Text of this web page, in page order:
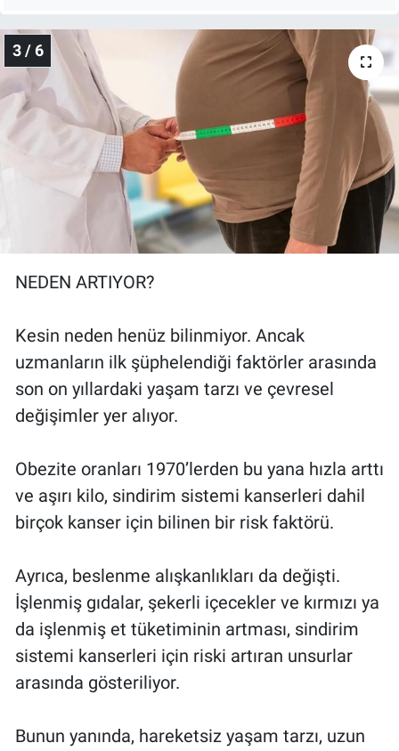
3 / 6
NEDEN ARTIYOR?
Kesin neden henüz bilinmiyor. Ancak
uzmanların ilk şüphelendiği faktörler arasında
son on yıllardaki yaşam tarzı ve çevresel
değişimler yer alıyor.
Obezite oranları 1970’lerden bu yana hızla arttı
ve aşırı kilo, sindirim sistemi kanserleri dahil
birçok kanser için bilinen bir risk faktörü.
Ayrıca, beslenme alışkanlıkları da değişti.
İşlenmiş gıdalar, şekerli içecekler ve kırmızı ya
da işlenmiş et tüketiminin artması, sindirim
sistemi kanserleri için riski artıran unsurlar
arasında gösteriliyor.
Bunun yanında, hareketsiz yaşam tarzı, uzun